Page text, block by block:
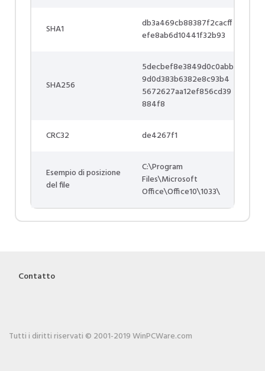
SHA1
db3a469cb88387f2cacff
efe8ab6d10441f32b93
SHA256
5decbef8e3849d0c0abb
9d0d383b6382e8c93b4
5672627aa12ef856cd39
884f8
CRC32 de4267f1
Esempio di posizione
del file
C:\Program
Files\Microsoft
Office\Office10\1033\
Contatto
Tutti i diritti riservati © 2001-2019 WinPCWare.com